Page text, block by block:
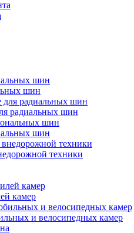
шин
радиальных шин
шин
техники
камер
и велосипедных камер